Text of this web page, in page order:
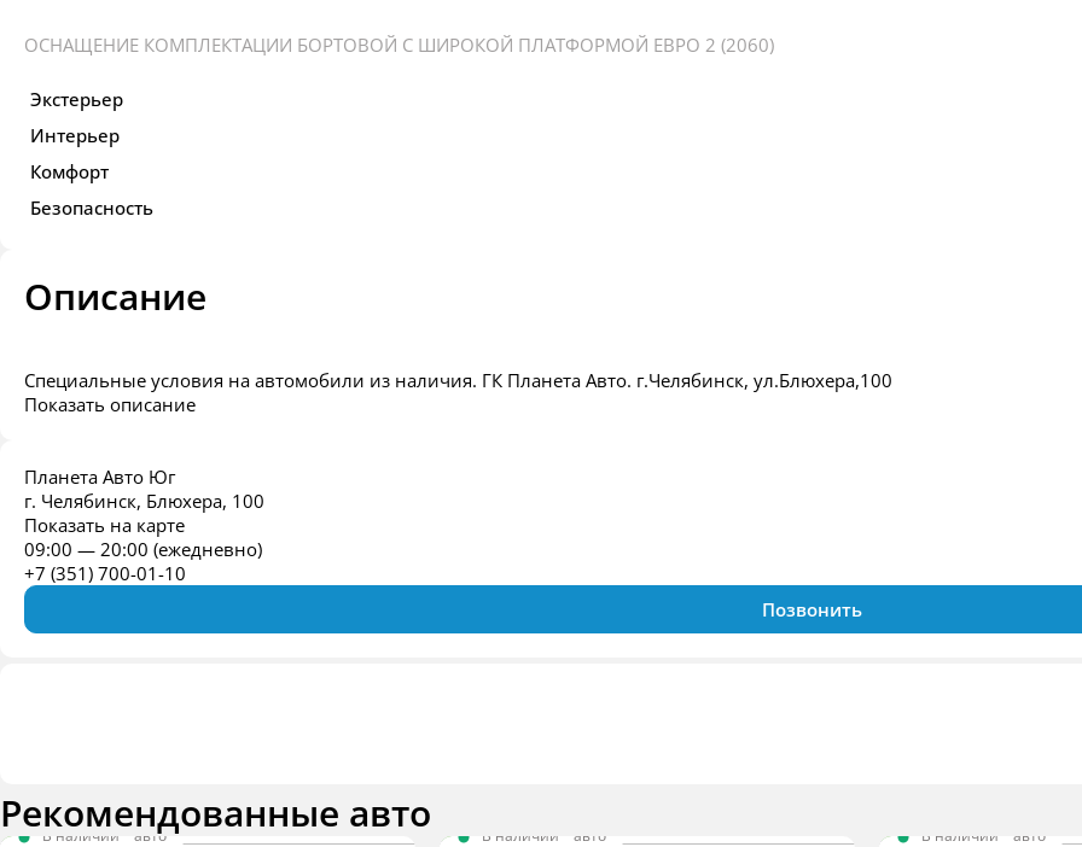
ОСНАЩЕНИЕ КОМПЛЕКТАЦИИ БОРТОВОЙ C ШИРОКОЙ ПЛАТФОРМОЙ ЕВРО 2 (2060)
Экстерьер
Интерьер
Комфорт
Безопасность
Описание
Специальные условия на автомобили из наличия. ГК Планета Авто. г.Челябинск, ул.Блюхера,100
Показать описание
Планета Авто Юг
г. Челябинск, Блюхера, 100
Показать на карте
09:00 — 20:00 (ежедневно)
+7 (351) 700-01-10
Позвонить
Рекомендованные авто
В наличии авто В наличии авто В наличии авто